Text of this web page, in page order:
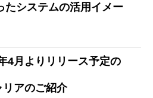
たシステムの活用イメー
月よりリリース予定の
アのご紹介